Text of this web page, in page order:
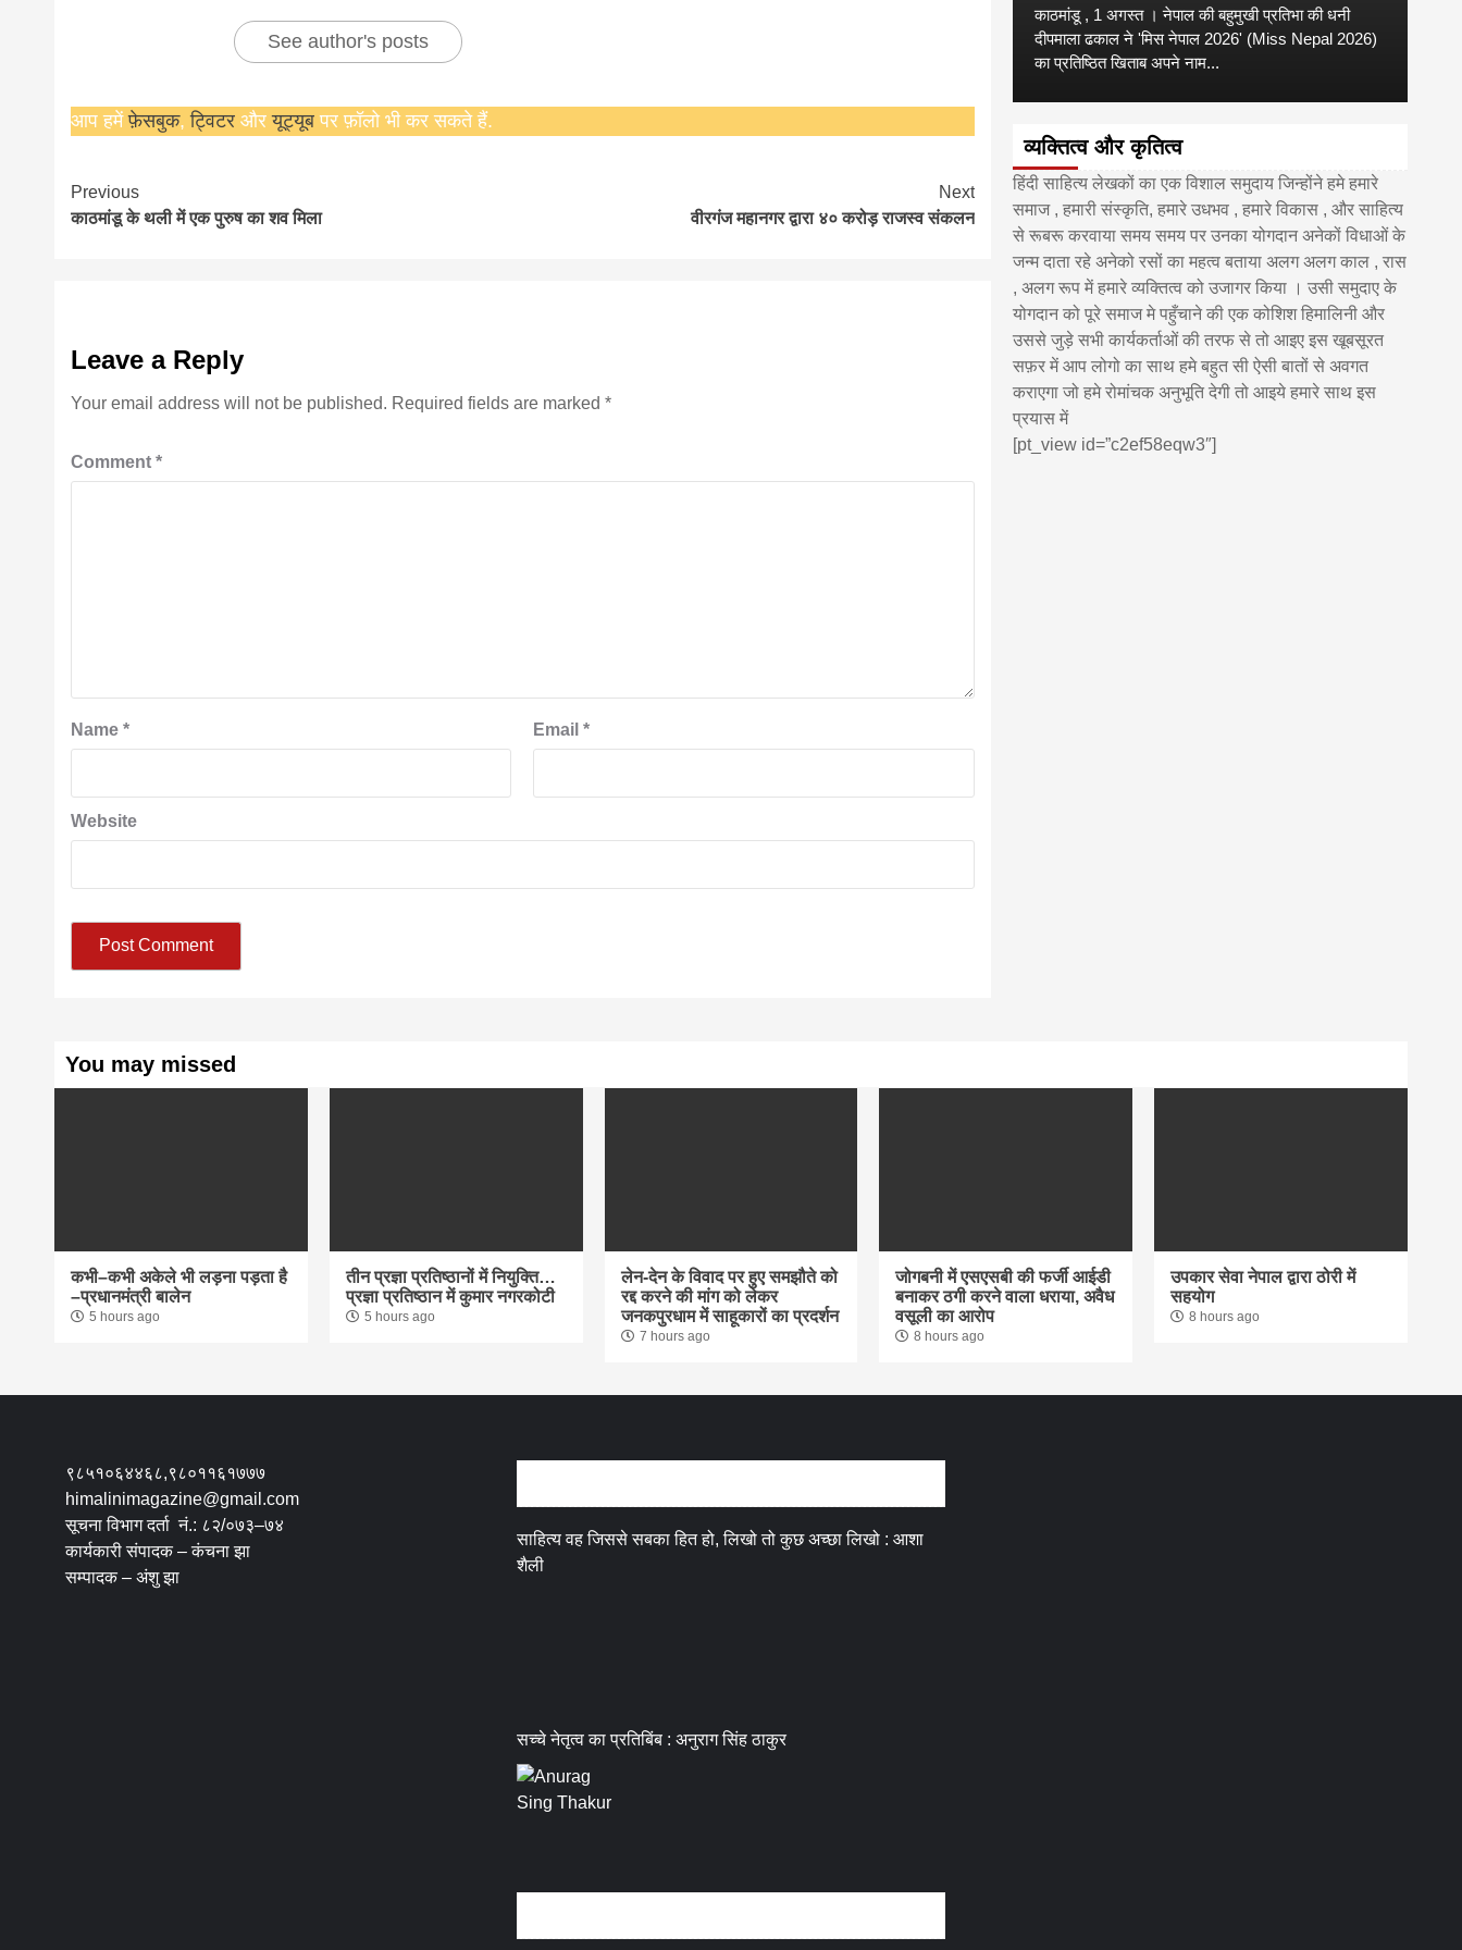
See author's posts
आप हमेंफ़ेसबुक,ट्विटरऔरयूट्यूब पर फ़ॉलो भी कर सकते हैं.
Continue
Reading
Previous
काठमांडू के थली में एक पुरुष का शव मिला
Next
वीरगंज महानगर द्वारा ४० करोड़ राजस्व संकलन
Leave a Reply
Your email address will not be published. Required fields are marked*
Comment*
Name* Email*
Website
काठमांडू , 1 अगस्त । नेपाल की बहुमुखी प्रतिभा की धनी
दीपमाला ढकाल ने 'मिस नेपाल 2026' (Miss Nepal 2026)
का प्रतिष्ठित खिताब अपने नाम...
व्यक्तित्व और कृतित्व
हिंदी साहित्य लेखकों का एक विशाल समुदाय जिन्होंने हमे हमारे
समाज , हमारी संस्कृति, हमारे उधभव , हमारे विकास , और साहित्य
से रूबरू करवाया समय समय पर उनका योगदान अनेकों विधाओं के
जन्म दाता रहे अनेको रसों का महत्व बताया अलग अलग काल , रास
, अलग रूप में हमारे व्यक्तित्व को उजागर किया । उसी समुदाए के
योगदान को पूरे समाज मे पहुँचाने की एक कोशिश हिमालिनी और
उससे जुड़े सभी कार्यकर्ताओं की तरफ से तो आइए इस खूबसूरत
सफ़र में आप लोगो का साथ हमे बहुत सी ऐसी बातों से अवगत
कराएगा जो हमे रोमांचक अनुभूति देगी तो आइये हमारे साथ इस
प्रयास में
[pt_view id=”c2ef58eqw3″]
You may missed
कभी–कभी अकेले भी लड़ना पड़ता है
–प्रधानमंत्री बालेन
5 hours ago
तीन प्रज्ञा प्रतिष्ठानों में नियुक्ति…
प्रज्ञा प्रतिष्ठान में कुमार नगरकोटी
5 hours ago
लेन-देन के विवाद पर हुए समझौते को
रद्द करने की मांग को लेकर
जनकपुरधाम में साहूकारों का प्रदर्शन
7 hours ago
जोगबनी में एसएसबी की फर्जी आईडी
बनाकर ठगी करने वाला धराया, अवैध
वसूली का आरोप
8 hours ago
उपकार सेवा नेपाल द्वारा ठोरी में
सहयोग
8 hours ago
९८५१०६४४६८,९८०११६१७७७
himalinimagazine@gmail.com
सूचना विभाग दर्ता नं.: ८२/०७३–७४
कार्यकारी संपादक – कंचना झा
सम्पादक – अंशु झा
साहित्य वह जिससे सबका हित हो, लिखो तो कुछ अच्छा लिखो : आशा
शैली
सच्चे नेतृत्व का प्रतिबिंब : अनुराग सिंह ठाकुर